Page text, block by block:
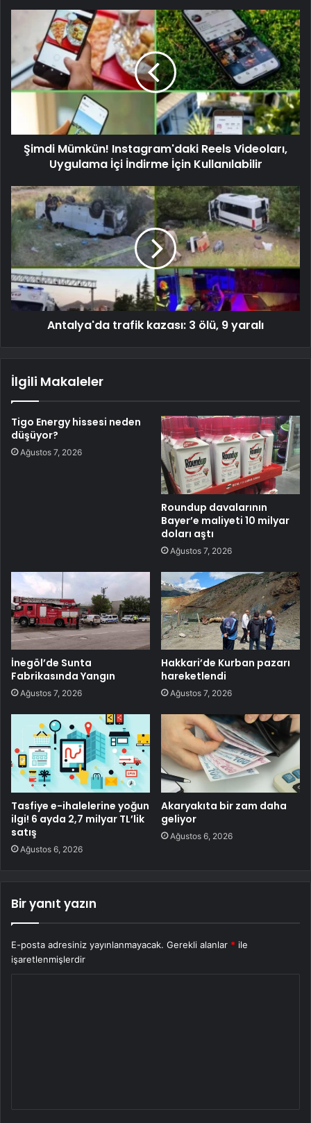
Şimdi Mümkün! Instagram'daki Reels Videoları,
Uygulama İçi İndirme İçin Kullanılabilir
Antalya'da trafik kazası: 3 ölü, 9 yaralı
İlgili Makaleler
Tigo Energy hissesi neden
düşüyor?
Ağustos 7, 2026
Roundup davalarının
Bayer’e maliyeti 10 milyar
doları aştı
Ağustos 7, 2026
İnegöl’de Sunta
Fabrikasında Yangın
Ağustos 7, 2026
Hakkari’de Kurban pazarı
hareketlendi
Ağustos 7, 2026
Tasfiye e-ihalelerine yoğun
ilgi! 6 ayda 2,7 milyar TL’lik
satış
Ağustos 6, 2026
Akaryakıta bir zam daha
geliyor
Ağustos 6, 2026
Bir yanıt yazın
E-posta adresiniz yayınlanmayacak. Gerekli alanlar * ile
işaretlenmişlerdir